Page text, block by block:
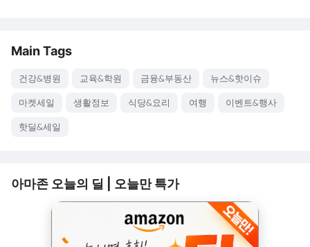
Main Tags
건강&병원 교육&학원 금융&부동산 뉴스&핫이슈
마켓세일 생활정보 식당&요리 여행 이벤트&행사
핫딜&세일
아마존 오늘의 딜 | 오늘만 특가